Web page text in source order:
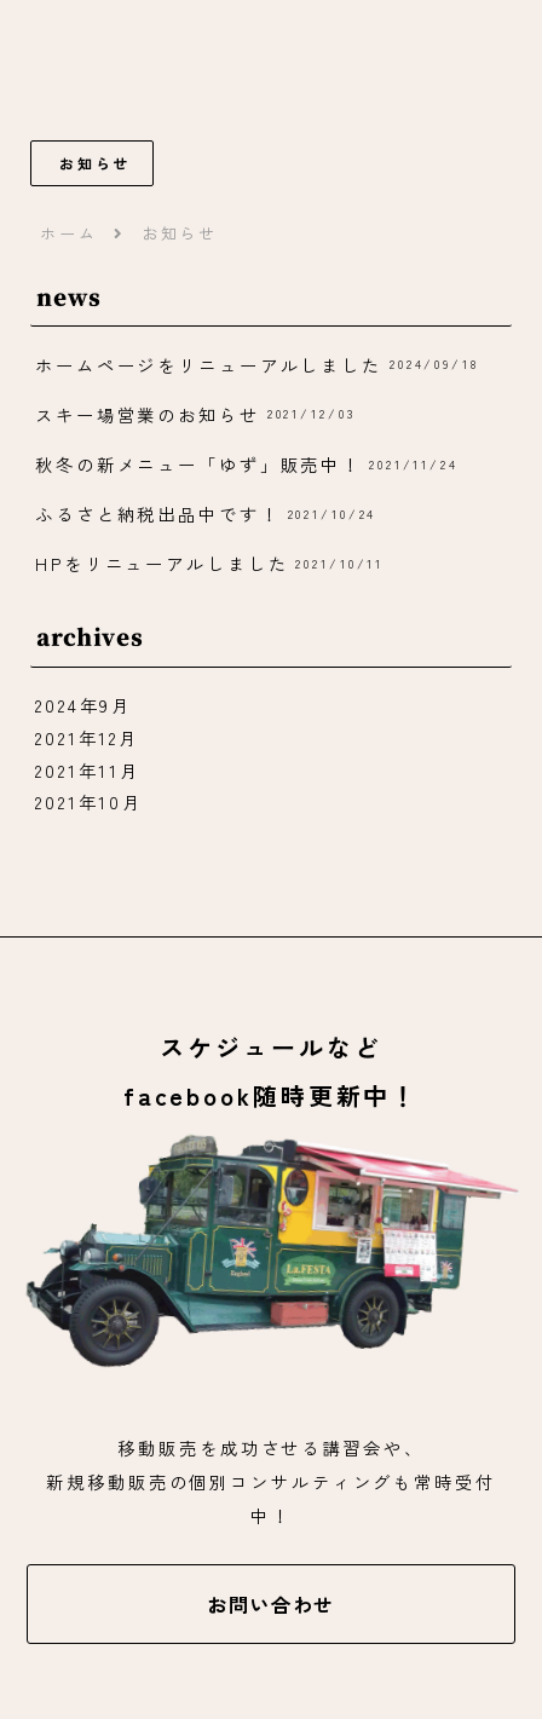
お知らせ
ホーム お知らせ
news
ホームページをリニューアルしました 2024/09/18
スキー場営業のお知らせ 2021/12/03
秋冬の新メニュー「ゆず」販売中！ 2021/11/24
ふるさと納税出品中です！ 2021/10/24
HPをリニューアルしました 2021/10/11
archives
2024年9月
2021年12月
2021年11月
2021年10月
スケジュールなど
facebook随時更新中！
移動販売を成功させる講習会や、
新規移動販売の個別コンサルティングも常時受付
中！
お問い合わせ